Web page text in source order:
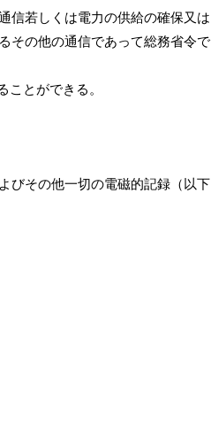
信若しくは電力の供給の確保又は
その他の通信であって総務省令で
とができる。
びその他一切の電磁的記録（以下